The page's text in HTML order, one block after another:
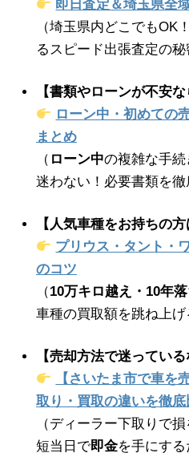
即日査定＆埼玉県全
（埼玉県内どこでもOK
るスピード出張査定の秘
【書類やローンが不安な
ローン中・初めての
まとめ
（ ローン中の複雑な手
迷わない！必要書類を徹
【人気車種をお持ちの方
プリウス・タント・
のコツ
（10万キロ越え・10年
車種の買取額を跳ね上げ
【売却方法で迷っている
【さいたま市で車を
取り・買取の違いを徹底
（ディーラー下取りで
短当日で即金を手にする